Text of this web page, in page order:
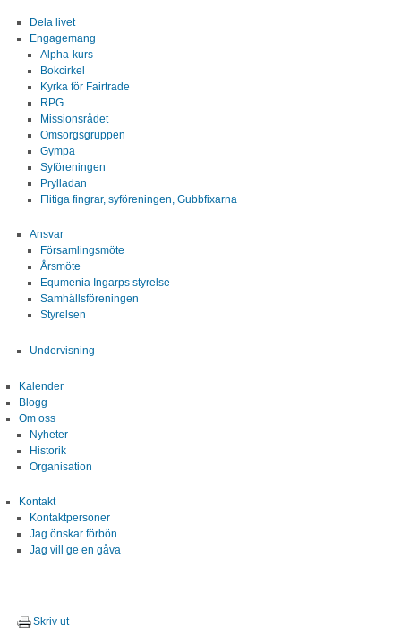
Dela livet
Engagemang
Alpha-kurs
Bokcirkel
Kyrka för Fairtrade
RPG
Missionsrådet
Omsorgsgruppen
Gympa
Syföreningen
Prylladan
Flitiga fingrar, syföreningen, Gubbfixarna
Ansvar
Församlingsmöte
Årsmöte
Equmenia Ingarps styrelse
Samhällsföreningen
Styrelsen
Undervisning
Kalender
Blogg
Om oss
Nyheter
Historik
Organisation
Kontakt
Kontaktpersoner
Jag önskar förbön
Jag vill ge en gåva
Skriv ut